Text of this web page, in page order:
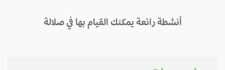
أنشطة رائعة يمكنك القيام بها في صلالة